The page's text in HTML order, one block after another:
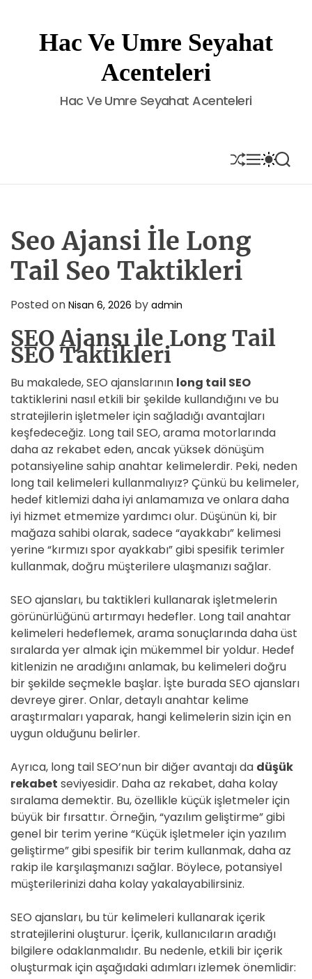
Hac Ve Umre Seyahat
Acenteleri
Hac Ve Umre Seyahat Acenteleri
S
H
U
E
M
E
N
S
W
I
E
S
E
A
Seo Ajansi İle Long
Tail Seo Taktikleri
Posted on Nisan 6, 2026 by admin
SEO Ajansı ile Long Tail
SEO Taktikleri
Bu makalede, SEO ajanslarının long tail SEO
taktiklerini nasıl etkili bir şekilde kullandığını ve bu
stratejilerin işletmeler için sağladığı avantajları
keşfedeceğiz. Long tail SEO, arama motorlarında
daha az rekabet eden, ancak yüksek dönüşüm
potansiyeline sahip anahtar kelimelerdir. Peki, neden
long tail kelimeleri kullanmalıyız? Çünkü bu kelimeler,
hedef kitlemizi daha iyi anlamamıza ve onlara daha
iyi hizmet etmemize yardımcı olur. Düşünün ki, bir
mağaza sahibi olarak, sadece “ayakkabı” kelimesi
yerine “kırmızı spor ayakkabı” gibi spesifik terimler
kullanmak, doğru müşterilere ulaşmanızı sağlar.
SEO ajansları, bu taktikleri kullanarak işletmelerin
görünürlüğünü artırmayı hedefler. Long tail anahtar
kelimeleri hedeflemek, arama sonuçlarında daha üst
sıralarda yer almak için mükemmel bir yoldur. Hedef
kitlenizin ne aradığını anlamak, bu kelimeleri doğru
bir şekilde seçmekle başlar. İşte burada SEO ajansları
devreye girer. Onlar, detaylı anahtar kelime
araştırmaları yaparak, hangi kelimelerin sizin için en
uygun olduğunu belirler.
Ayrıca, long tail SEO’nun bir diğer avantajı da düşük
rekabet seviyesidir. Daha az rekabet, daha kolay
sıralama demektir. Bu, özellikle küçük işletmeler için
büyük bir fırsattır. Örneğin, “yazılım geliştirme” gibi
genel bir terim yerine “Küçük işletmeler için yazılım
geliştirme” gibi spesifik bir terim kullanmak, daha az
rakip ile karşılaşmanızı sağlar. Böylece, potansiyel
müşterilerinizi daha kolay yakalayabilirsiniz.
SEO ajansları, bu tür kelimeleri kullanarak içerik
stratejilerini oluşturur. İçerik, kullanıcıların aradığı
bilgilere odaklanmalıdır. Bu nedenle, etkili bir içerik
oluşturmak için aşağıdaki adımları izlemek önemlidir: